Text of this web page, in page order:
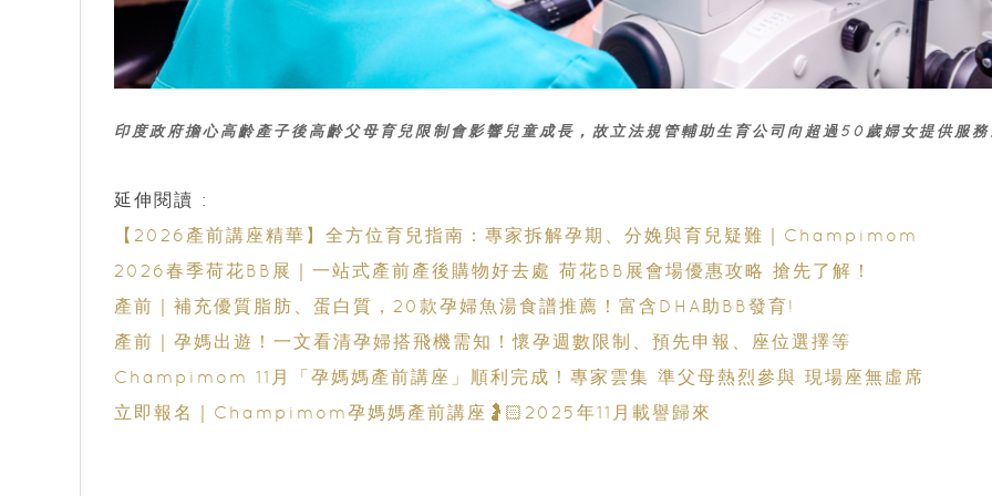
印度政府擔心高齡產子後高齡父母育兒限制會影響兒童成長，故立法規管輔助生育公司向超過50歲婦女提供服
延伸閱讀 :
【2026產前講座精華】全方位育兒指南：專家拆解孕期、分娩與育兒疑難｜Champimom
2026春季荷花BB展｜一站式產前產後購物好去處 荷花BB展會場優惠攻略 搶先了解！
產前｜補充優質脂肪、蛋白質，20款孕婦魚湯食譜推薦！富含DHA助BB發育!
產前｜孕媽出遊！一文看清孕婦搭飛機需知！懷孕週數限制、預先申報、座位選擇等
Champimom 11月「孕媽媽產前講座」順利完成！專家雲集 準父母熱烈參與 現場座無虛席
立即報名｜Champimom孕媽媽產前講座🤰🏻2025年11月載譽歸來